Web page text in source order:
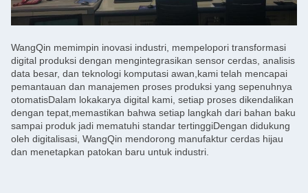
WangQin memimpin inovasi industri, mempelopori transformasi
digital produksi dengan mengintegrasikan sensor cerdas, analisis
data besar, dan teknologi komputasi awan,kami telah mencapai
pemantauan dan manajemen proses produksi yang sepenuhnya
otomatisDalam lokakarya digital kami, setiap proses dikendalikan
dengan tepat,memastikan bahwa setiap langkah dari bahan baku
sampai produk jadi mematuhi standar tertinggiDengan didukung
oleh digitalisasi, WangQin mendorong manufaktur cerdas hijau
dan menetapkan patokan baru untuk industri.